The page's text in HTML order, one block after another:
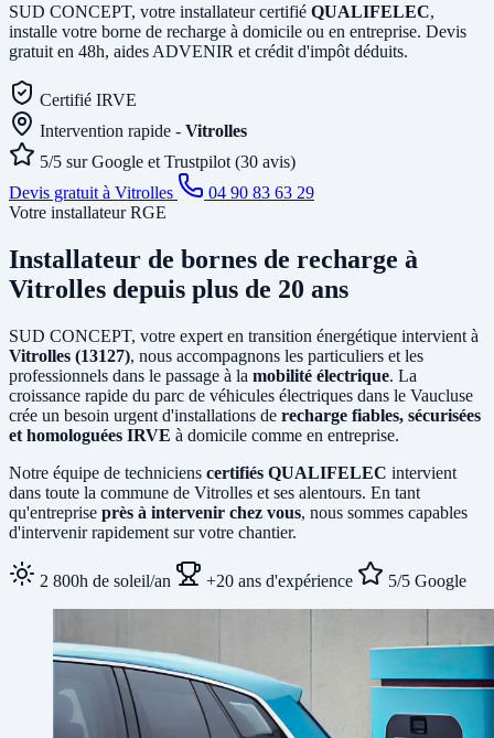
SUD CONCEPT, votre installateur certifié QUALIFELEC,
installe votre borne de recharge à domicile ou en entreprise. Devis
gratuit en 48h, aides ADVENIR et crédit d'impôt déduits.
Certifié IRVE
Intervention rapide - Vitrolles
5/5 sur Google et Trustpilot (30 avis)
Devis gratuit à Vitrolles
04 90 83 63 29
Votre installateur RGE
Installateur de bornes de recharge à
Vitrolles depuis plus de 20 ans
SUD CONCEPT, votre expert en transition énergétique intervient à
Vitrolles (13127), nous accompagnons les particuliers et les
professionnels dans le passage à la mobilité électrique. La
croissance rapide du parc de véhicules électriques dans le Vaucluse
crée un besoin urgent d'installations de recharge fiables, sécurisées
et homologuées IRVE à domicile comme en entreprise.
Notre équipe de techniciens certifiés QUALIFELEC intervient
dans toute la commune de Vitrolles et ses alentours. En tant
qu'entreprise près à intervenir chez vous, nous sommes capables
d'intervenir rapidement sur votre chantier.
2 800h de soleil/an +20 ans d'expérience 5/5 Google